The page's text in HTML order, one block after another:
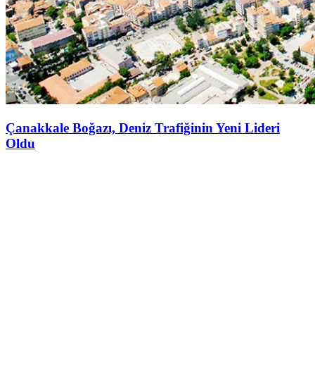
Çanakkale Boğazı, Deniz Trafiğinin Yeni Lideri
Oldu